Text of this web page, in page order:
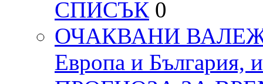
СПИСЪК 0
ОЧАКВАНИ ВАЛЕЖИ
Европа и България,